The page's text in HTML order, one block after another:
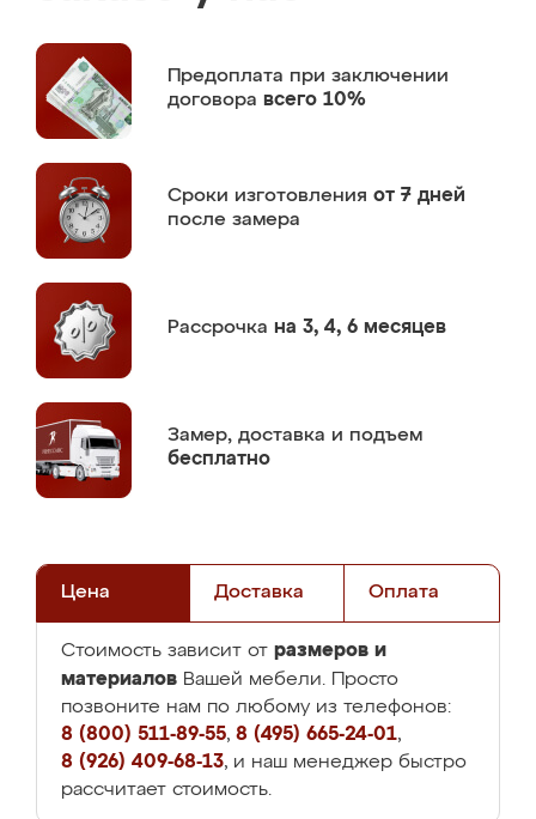
Предоплата при заключении
договора всего 10%
Сроки изготовления от 7 дней
после замера
Рассрочка на 3, 4, 6 месяцев
Замер, доставка и подъем
бесплатно
Цена Доставка Оплата
Стоимость зависит от размеров и
материалов Вашей мебели. Просто
позвоните нам по любому из телефонов:
8 (800) 511-89-55, 8 (495) 665-24-01,
8 (926) 409-68-13, и наш менеджер быстро
рассчитает стоимость.